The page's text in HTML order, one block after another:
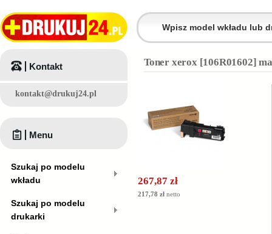
Toner xerox [106R01602]
267,87 zł
217,78 zł netto
Kontakt
kontakt@drukuj24.pl
Menu
Szukaj po modelu
wkładu
Szukaj po modelu
drukarki